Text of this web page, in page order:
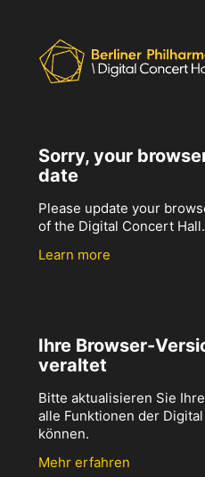
Sorry, your
date
Please update your
of the Digital Concert Hall.
Learn more
Ihre Browser-
veraltet
Bitte aktualisieren Sie
alle Funktionen der
können.
Mehr erfahren